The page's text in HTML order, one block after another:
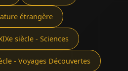
étrangère
siècle - Sciences
- Voyages Découvertes